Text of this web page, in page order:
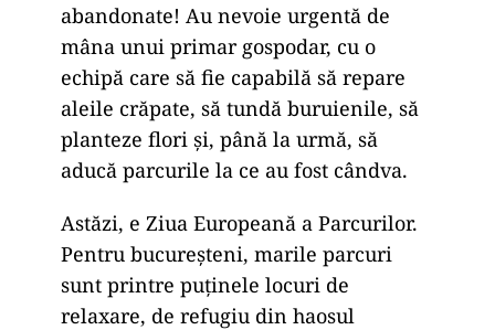
abandonate! Au nevoie urgentă de
mâna unui primar gospodar, cu o
echipă care să fie capabilă să repare
aleile crăpate, să tundă buruienile, să
planteze flori și, până la urmă, să
aducă parcurile la ce au fost cândva.
Astăzi, e Ziua Europeană a Parcurilor.
Pentru bucureșteni, marile parcuri
sunt printre puținele locuri de
relaxare, de refugiu din haosul